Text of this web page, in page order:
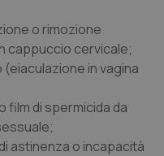
o rimozione
cappuccio cervicale;
in vagina
film di spermicida da
astinenza o incapacità